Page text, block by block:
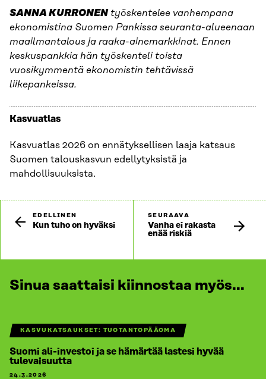
SANNA KURRONENtyöskentelee vanhempana
ekonomistina Suomen Pankissa seuranta-alueenaan
maailmantalous ja raaka-ainemarkkinat. Ennen
keskuspankkia hän työskenteli toista
vuosikymmentä ekonomistin tehtävissä
liikepankeissa.
Kasvuatlas
Kasvuatlas 2026 on ennätyksellisen laaja katsaus
Suomen talouskasvun edellytyksistä ja
mahdollisuuksista.
EDELLINEN
Kun tuho on hyväksi
SEURAAVA
Vanha ei rakasta
enää riskiä
Sinua saattaisi kiinnostaa myös...
KASVUKATSAUKSET: TUOTANTOPÄÄOMA
Suomi ali-investoi ja se hämärtää lastesi hyvää
tulevaisuutta
24.3.2026